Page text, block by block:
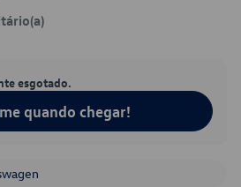
esgotado.
quando chegar!